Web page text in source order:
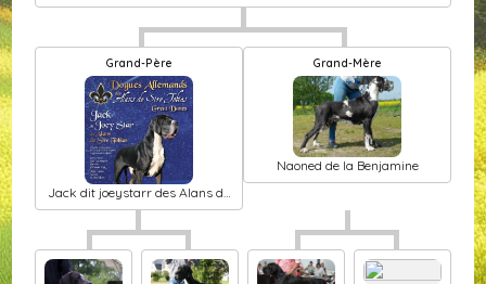
Grand-Père
Jack dit joeystarr des Alans de
sire Tobias
Grand-Mère
Naoned de la Benjamine